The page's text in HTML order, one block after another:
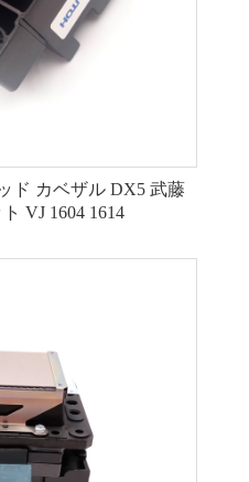
ド カベザル DX5 武藤
VJ 1604 1614